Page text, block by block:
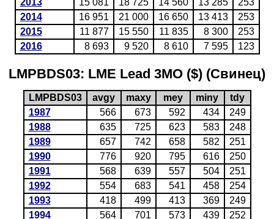
2013
15 081 18 725 14 560 13 285
253
2014
16 951 21 000 16 650 13 413
253
2015
11 877 15 550 11 835 8 300
253
2016
8 693 9 520 8 610 7 595 123
LMPBDS03: LME Lead 3MO ($) (Свинец)
LMPBDS03 avgy maxy mey miny
tdy
1987
566 673 592 434
249
1988
635 725 623 583
248
1989
657 742 658 582
251
1990
776 920 795 616
250
1991
568 639 557 504
251
1992
554 683 541 458
254
1993
418 499 413 369
249
1994
564 701 573 439
252